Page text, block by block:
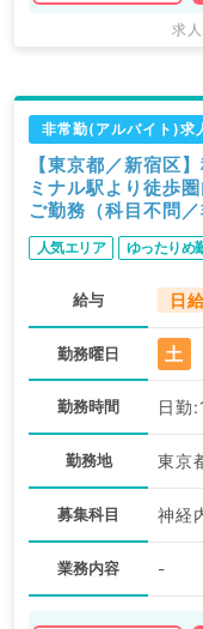
求
非常勤(アルバイト)求
【東京都／新宿区
ミナル駅より徒歩
ご勤務（科目不問／
人気エリア ゆったりめ
給与 日
勤務曜日 土
勤務時間 日勤
勤務地 東京
募集科目
業務内容 -